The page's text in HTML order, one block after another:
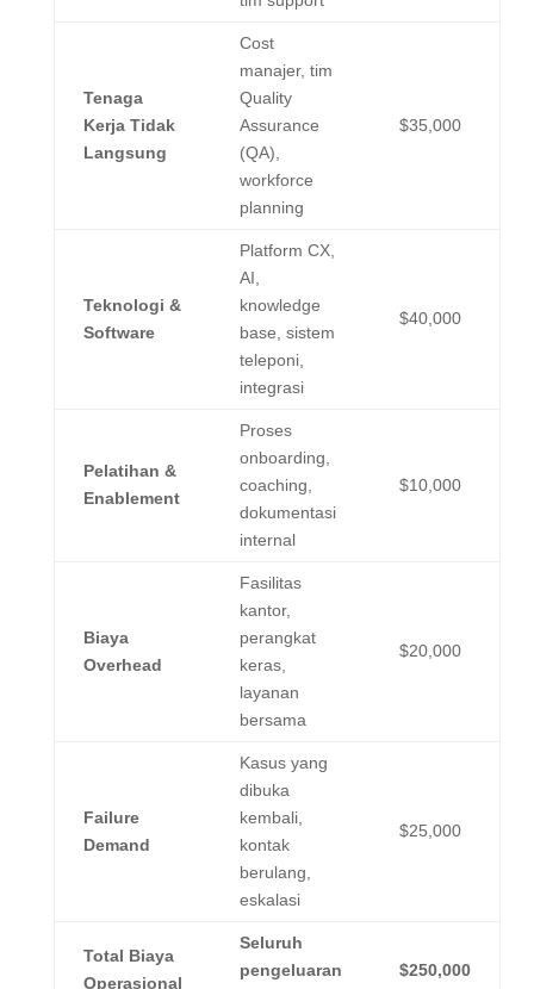
Tenaga
Kerja Tidak
Langsung
Cost
manajer, tim
Quality
Assurance
(QA),
workforce
planning
$35,000
Teknologi &
Software
Platform CX,
AI,
knowledge
base, sistem
teleponi,
integrasi
$40,000
Pelatihan &
Enablement
Proses
onboarding,
coaching,
dokumentasi
internal
$10,000
Biaya
Overhead
Fasilitas
kantor,
perangkat
keras,
layanan
bersama
$20,000
Failure
Demand
Kasus yang
dibuka
kembali,
kontak
berulang,
eskalasi
$25,000
Total Biaya
Operasional
Seluruh
pengeluaran
$250,000